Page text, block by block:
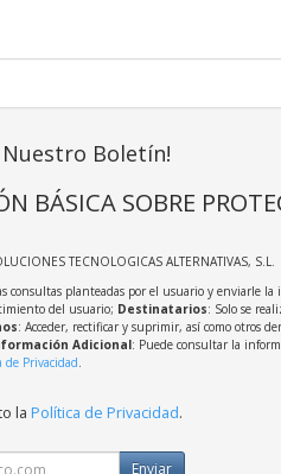
Nuestro Boletín!
BÁSICA SOBRE
TECNOLOGICAS ALTERNATIVAS, S.L.
consultas planteadas por el usuario y enviarle la
del usuario; Destinatarios: Solo se
: Acceder, rectificar y suprimir, así como otros
Adicional: Puede consultar la
de Privacidad.
la Política de Privacidad.
Enviar